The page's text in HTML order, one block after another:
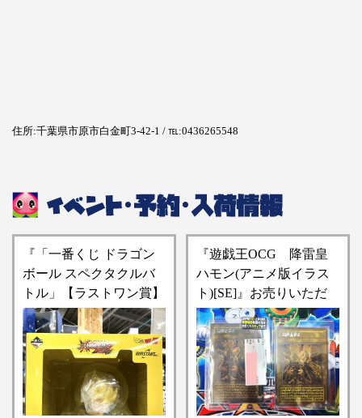
住所:千葉県市原市白金町3-42-1 / ℡:0436265548
『「一番くじ ドラゴン
ボール スペクタクルバ
トル」【ラストワン賞】
超サイヤ人孫悟空
BURSTANT フィギュ
ア』買い取りさせていた
だきました！！【桃太郎
王国 市原店の買取情報
をお知らせします】
『遊戯王OCG 降雷皇
ハモン(アニメ版イラス
ト)[SE]』お売りいただ
きました！！【桃太郎王
国 市原店の入荷情報と
なります】